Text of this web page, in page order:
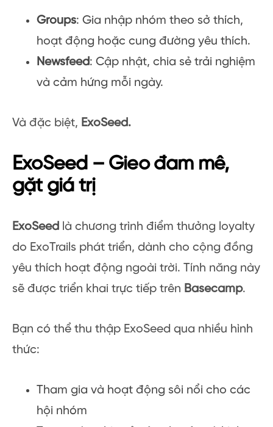
Groups: Gia nhập nhóm theo sở thích,
hoạt động hoặc cung đường yêu thích.
Newsfeed: Cập nhật, chia sẻ trải nghiệm
và cảm hứng mỗi ngày.
Và đặc biệt, ExoSeed.
ExoSeed – Gieo đam mê,
gặt giá trị
ExoSeed là chương trình điểm thưởng loyalty
do ExoTrails phát triển, dành cho cộng đồng
yêu thích hoạt động ngoài trời. Tính năng này
sẽ được triển khai trực tiếp trên Basecamp.
Bạn có thể thu thập ExoSeed qua nhiều hình
thức:
Tham gia và hoạt động sôi nổi cho các
hội nhóm